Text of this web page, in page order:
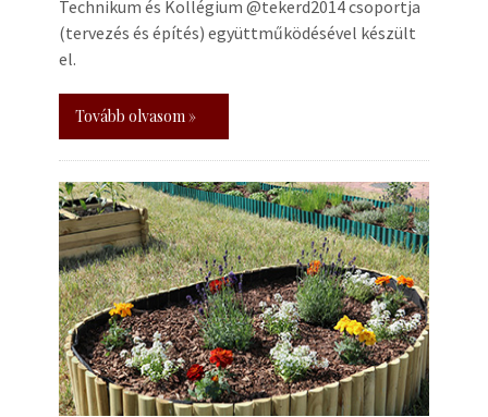
Technikum és Kollégium @tekerd2014 csoportja
(tervezés és építés) együttműködésével készült
el.
Tovább olvasom »